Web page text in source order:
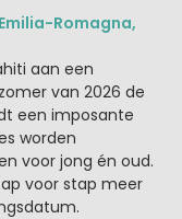
Romagna,
aan een
van 2026 de
een imposante
worden
voor jong én oud.
voor stap meer